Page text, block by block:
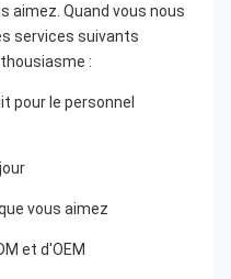
aimez. Quand vous nous
services suivants
:
pour le personnel
vous aimez
et d'OEM